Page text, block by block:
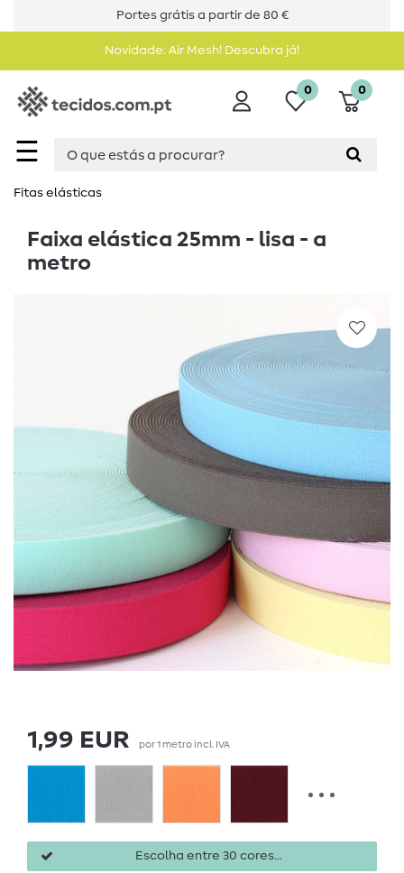
Portes grátis a partir de 80 €
Novidade: Air Mesh! Descubra já!
☰
0 0
Fitas elásticas
Faixa elástica 25mm - lisa - a
metro
1,99 EUR por1 metro incl. IVA
Escolha entre 30 cores...